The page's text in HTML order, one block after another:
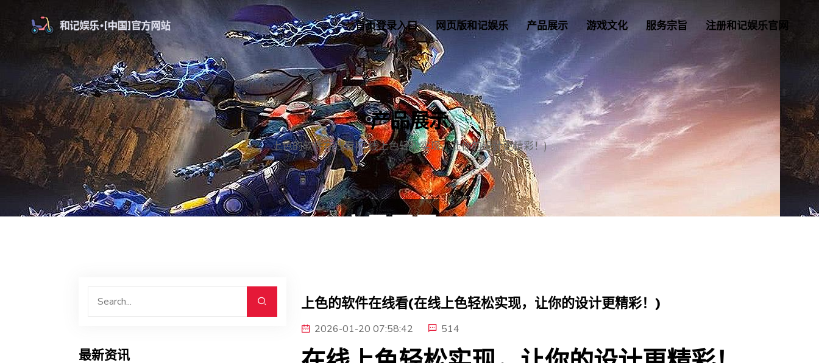
首页登录入口 网页版和记娱乐 产品展示 游戏文化 服务宗旨 注册和记娱乐官网
产品展示
上色的软件在线看(在线上色轻松实现，让你的设计更精彩！)
最新资讯
上色的软件在线看(在线上色轻松实现，让你的设计更精彩！)
2026-01-20 07:58:42 514